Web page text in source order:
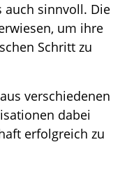
auch sinnvoll. Die
um ihre
Schritt zu
verschiedenen
dabei
erfolgreich zu